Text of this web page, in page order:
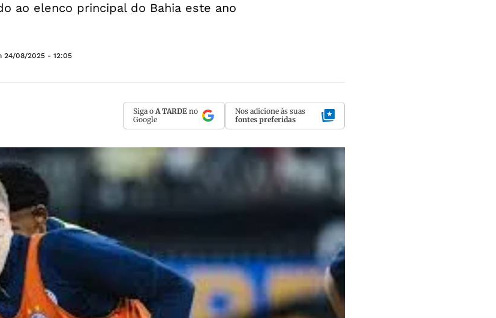
ao elenco principal do Bahia este ano
24/08/2025 - 12:05
Siga o A TARDE no
Google
Nos adicione às suas
fontes preferidas